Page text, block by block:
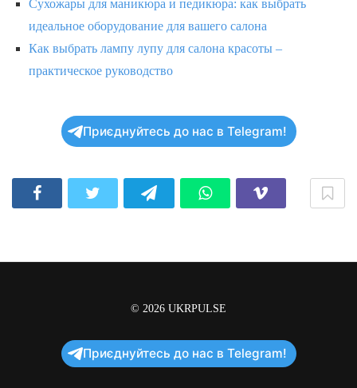
Сухожары для маникюра и педикюра: как выбрать
идеальное оборудование для вашего салона
Как выбрать лампу лупу для салона красоты –
практическое руководство
Приєднуйтесь до нас в Telegram!
© 2026 UKRPULSE
Приєднуйтесь до нас в Telegram!